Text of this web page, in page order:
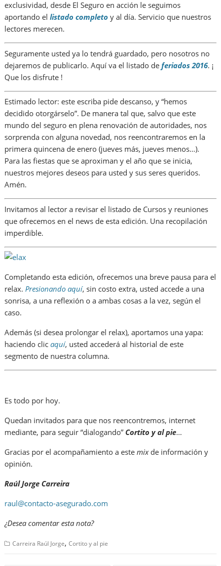
exclusividad, desde El Seguro en acción le seguimos
aportando ellistado completo y al día. Servicio que nuestros
lectores merecen.
Seguramente usted ya lo tendrá guardado, pero nosotros no
dejaremos de publicarlo. Aquí va el listado de feriados 2016. ¡
Que los disfrute !
Estimado lector: este escriba pide descanso, y “hemos
decidido otorgárselo”. De manera tal que, salvo que este
mundo del seguro en plena renovación de autoridades, nos
sorprenda con alguna novedad, nos reencontraremos en la
primera quincena de enero (jueves más, jueves menos…).
Para las fiestas que se aproximan y el año que se inicia,
nuestros mejores deseos para usted y sus seres queridos.
Amén.
Invitamos al lector a revisar el listado de Cursos y reuniones
que ofrecemos en el news de esta edición. Una recopilación
imperdible.
Completando esta edición, ofrecemos una breve pausa para el
relax.Presionando aquí, sin costo extra, usted accede a una
sonrisa, a una reflexión o a ambas cosas a la vez, según el
caso.
Además (si desea prolongar el relax), aportamos una yapa:
haciendo clicaquí, usted accederá al historial de este
segmento de nuestra columna.
Es todo por hoy.
Quedan invitados para que nos reencontremos, internet
mediante, para seguir “dialogando” Cortito y al pie…
Gracias por el acompañamiento a estemix de información y
opinión.
Raúl Jorge Carreira
raul@contacto-asegurado.com
¿Desea comentar esta nota?
Carreira Raúl Jorge,Cortito y al pie